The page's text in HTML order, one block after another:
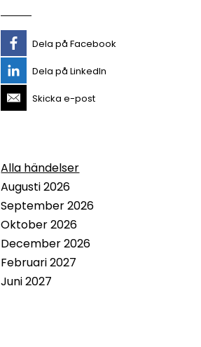
Dela på Facebook
Dela på LinkedIn
Skicka e-post
Alla händelser
Augusti 2026
September 2026
Oktober 2026
December 2026
Februari 2027
Juni 2027